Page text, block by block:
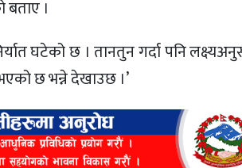
।
घटेको छ । तानतुन गर्दा पनि
छ भन्ने देखाउछ ।’